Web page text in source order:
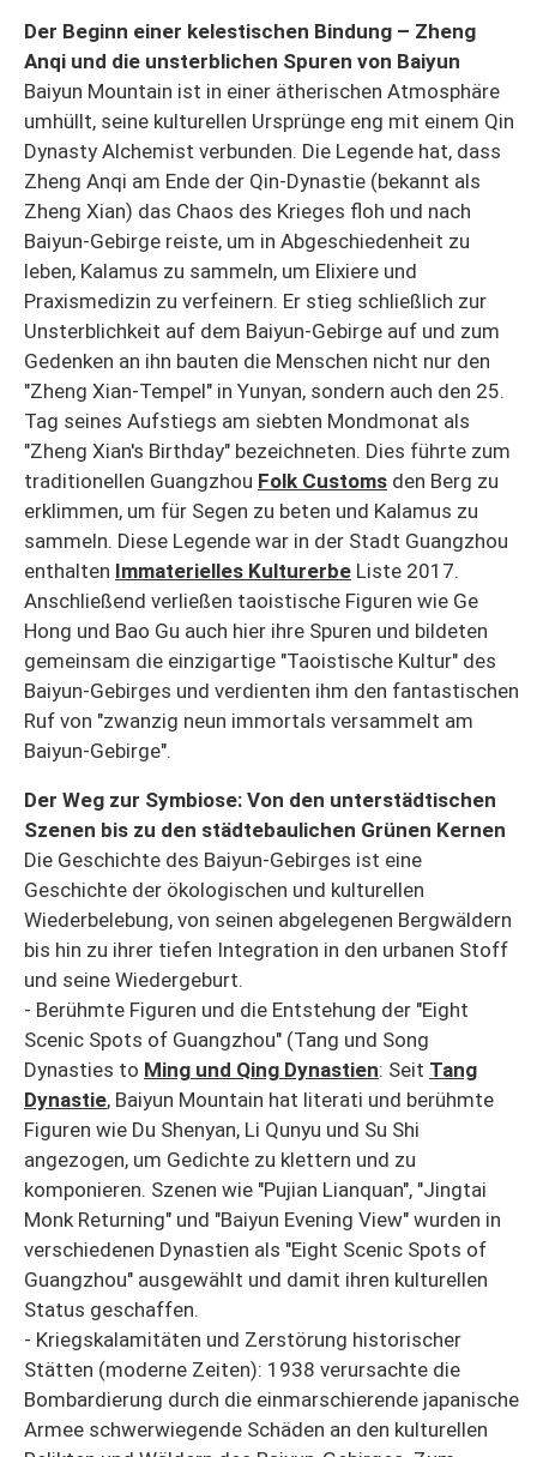
Der Beginn einer kelestischen Bindung – Zheng
Anqi und die unsterblichen Spuren von Baiyun
Baiyun Mountain ist in einer ätherischen Atmosphäre
umhüllt, seine kulturellen Ursprünge eng mit einem Qin
Dynasty Alchemist verbunden. Die Legende hat, dass
Zheng Anqi am Ende der Qin-Dynastie (bekannt als
Zheng Xian) das Chaos des Krieges floh und nach
Baiyun-Gebirge reiste, um in Abgeschiedenheit zu
leben, Kalamus zu sammeln, um Elixiere und
Praxismedizin zu verfeinern. Er stieg schließlich zur
Unsterblichkeit auf dem Baiyun-Gebirge auf und zum
Gedenken an ihn bauten die Menschen nicht nur den
"Zheng Xian-Tempel" in Yunyan, sondern auch den 25.
Tag seines Aufstiegs am siebten Mondmonat als
"Zheng Xian's Birthday" bezeichneten. Dies führte zum
traditionellen Guangzhou Folk Customs den Berg zu
erklimmen, um für Segen zu beten und Kalamus zu
sammeln. Diese Legende war in der Stadt Guangzhou
enthalten Immaterielles Kulturerbe Liste 2017.
Anschließend verließen taoistische Figuren wie Ge
Hong und Bao Gu auch hier ihre Spuren und bildeten
gemeinsam die einzigartige "Taoistische Kultur" des
Baiyun-Gebirges und verdienten ihm den fantastischen
Ruf von "zwanzig neun immortals versammelt am
Baiyun-Gebirge".
Der Weg zur Symbiose: Von den unterstädtischen
Szenen bis zu den städtebaulichen Grünen Kernen
Die Geschichte des Baiyun-Gebirges ist eine
Geschichte der ökologischen und kulturellen
Wiederbelebung, von seinen abgelegenen Bergwäldern
bis hin zu ihrer tiefen Integration in den urbanen Stoff
und seine Wiedergeburt.
- Berühmte Figuren und die Entstehung der "Eight
Scenic Spots of Guangzhou" (Tang und Song
Dynasties to Ming und Qing Dynastien: Seit Tang
Dynastie, Baiyun Mountain hat literati und berühmte
Figuren wie Du Shenyan, Li Qunyu und Su Shi
angezogen, um Gedichte zu klettern und zu
komponieren. Szenen wie "Pujian Lianquan", "Jingtai
Monk Returning" und "Baiyun Evening View" wurden in
verschiedenen Dynastien als "Eight Scenic Spots of
Guangzhou" ausgewählt und damit ihren kulturellen
Status geschaffen.
- Kriegskalamitäten und Zerstörung historischer
Stätten (moderne Zeiten): 1938 verursachte die
Bombardierung durch die einmarschierende japanische
Armee schwerwiegende Schäden an den kulturellen